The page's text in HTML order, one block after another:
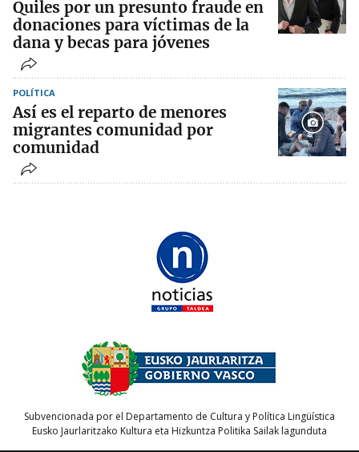
Quiles por un presunto fraude en
donaciones para víctimas de la
dana y becas para jóvenes
POLÍTICA
Así es el reparto de menores
migrantes comunidad por
comunidad
Subvencionada por el Departamento de Cultura y Política Lingüística
Eusko Jaurlaritzako Kultura eta Hizkuntza Politika Sailak lagunduta